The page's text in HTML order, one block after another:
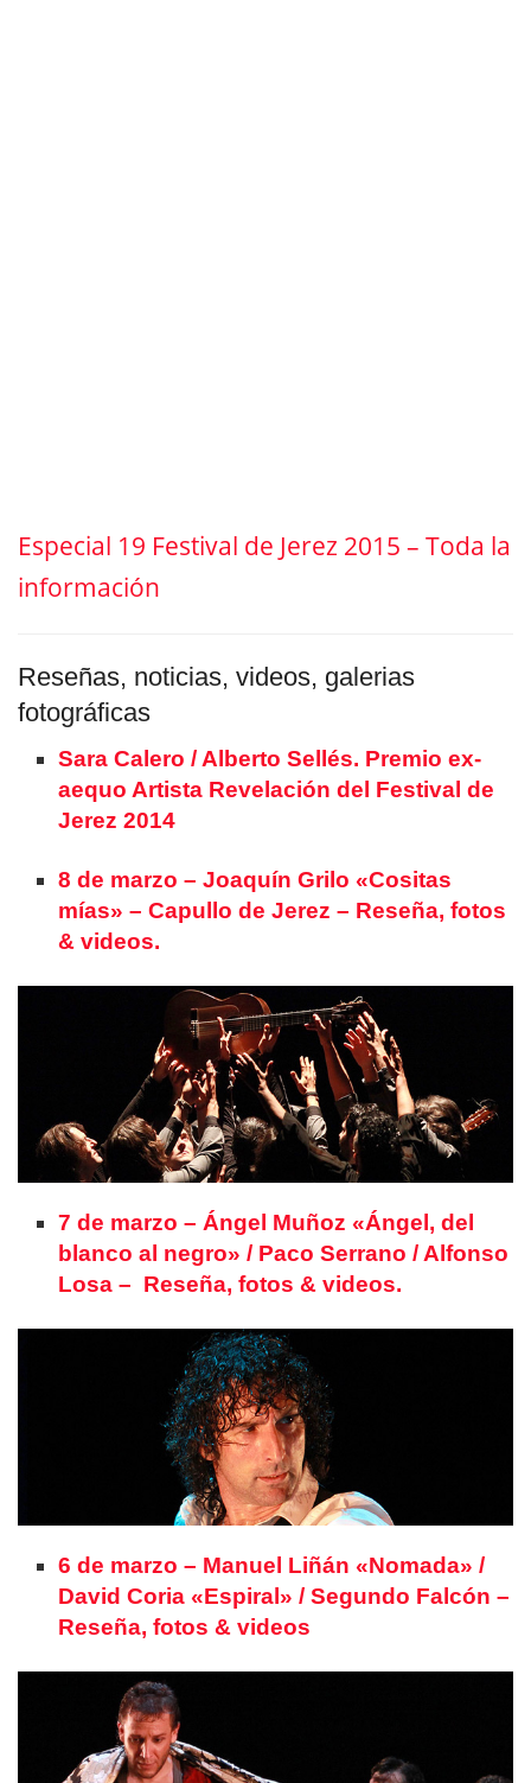
Especial 19 Festival de Jerez 2015 – Toda la
información
Reseñas, noticias, videos, galerias
fotográficas
Sara Calero / Alberto Sellés. Premio ex-
aequo Artista Revelación del Festival de
Jerez 2014
8 de marzo – Joaquín Grilo «Cositas
mías» – Capullo de Jerez – Reseña, fotos
& videos.
7 de marzo – Ángel Muñoz «Ángel, del
blanco al negro» / Paco Serrano / Alfonso
Losa – Reseña, fotos & videos.
6 de marzo – Manuel Liñán «Nomada» /
David Coria «Espiral» / Segundo Falcón –
Reseña, fotos & videos